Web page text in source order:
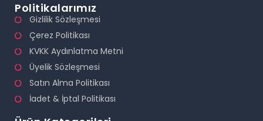
Politikalarımız
Gizlilik Sözleşmesi
Çerez Politikası
KVKK Aydınlatma Metni
Üyelik Sözleşmesi
Satın Alma Politikası
İadet & İptal Politikası